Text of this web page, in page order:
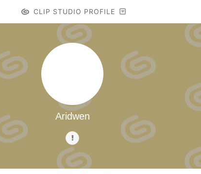
CLIP STUDIO PROFILE
Aridwen